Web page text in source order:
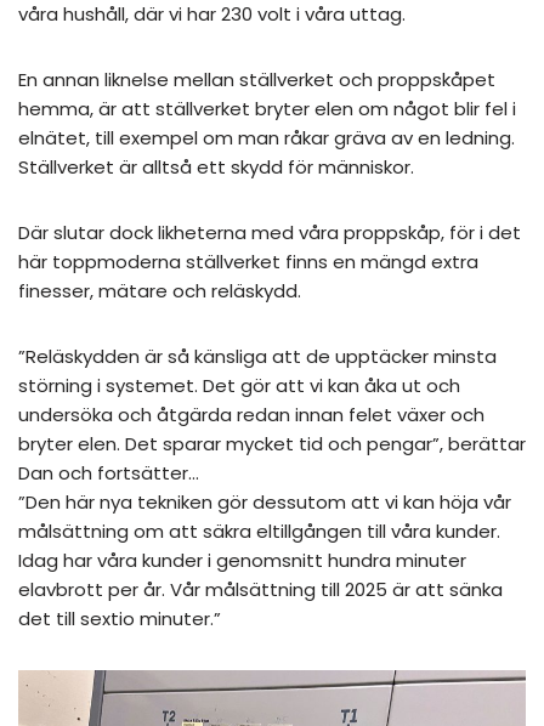
våra hushåll, där vi har 230 volt i våra uttag.
En annan liknelse mellan ställverket och proppskåpet
hemma, är att ställverket bryter elen om något blir fel i
elnätet, till exempel om man råkar gräva av en ledning.
Ställverket är alltså ett skydd för människor.
Där slutar dock likheterna med våra proppskåp, för i det
här toppmoderna ställverket finns en mängd extra
finesser, mätare och reläskydd.
”Reläskydden är så känsliga att de upptäcker minsta
störning i systemet. Det gör att vi kan åka ut och
undersöka och åtgärda redan innan felet växer och
bryter elen. Det sparar mycket tid och pengar”, berättar
Dan och fortsätter…
”Den här nya tekniken gör dessutom att vi kan höja vår
målsättning om att säkra eltillgången till våra kunder.
Idag har våra kunder i genomsnitt hundra minuter
elavbrott per år. Vår målsättning till 2025 är att sänka
det till sextio minuter.”